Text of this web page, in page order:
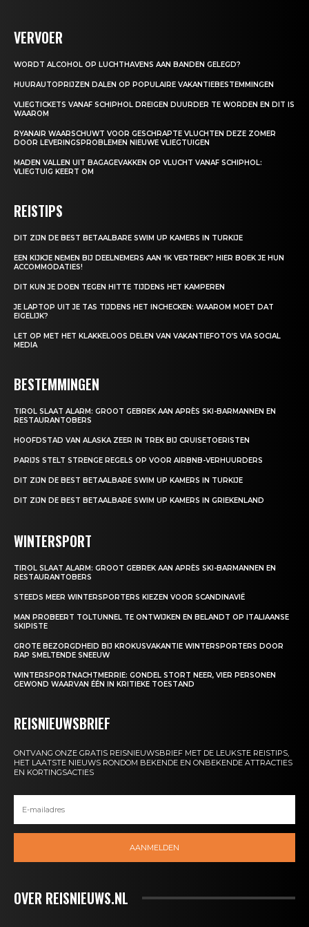
VERVOER
WORDT ALCOHOL OP LUCHTHAVENS AAN BANDEN GELEGD?
HUURAUTOPRIJZEN DALEN OP POPULAIRE VAKANTIEBESTEMMINGEN
VLIEGTICKETS VANAF SCHIPHOL DREIGEN DUURDER TE WORDEN EN DIT IS
WAAROM
RYANAIR WAARSCHUWT VOOR GESCHRAPTE VLUCHTEN DEZE ZOMER
DOOR LEVERINGSPROBLEMEN NIEUWE VLIEGTUIGEN
MADEN VALLEN UIT BAGAGEVAKKEN OP VLUCHT VANAF SCHIPHOL:
VLIEGTUIG KEERT OM
REISTIPS
DIT ZIJN DE BEST BETAALBARE SWIM UP KAMERS IN TURKIJE
EEN KIJKJE NEMEN BIJ DEELNEMERS AAN ‘IK VERTREK’? HIER BOEK JE HUN
ACCOMMODATIES!
DIT KUN JE DOEN TEGEN HITTE TIJDENS HET KAMPEREN
JE LAPTOP UIT JE TAS TIJDENS HET INCHECKEN: WAAROM MOET DAT
EIGELIJK?
LET OP MET HET KLAKKELOOS DELEN VAN VAKANTIEFOTO’S VIA SOCIAL
MEDIA
BESTEMMINGEN
TIROL SLAAT ALARM: GROOT GEBREK AAN APRÈS SKI-BARMANNEN EN
RESTAURANTOBERS
HOOFDSTAD VAN ALASKA ZEER IN TREK BIJ CRUISETOERISTEN
PARIJS STELT STRENGE REGELS OP VOOR AIRBNB-VERHUURDERS
DIT ZIJN DE BEST BETAALBARE SWIM UP KAMERS IN TURKIJE
DIT ZIJN DE BEST BETAALBARE SWIM UP KAMERS IN GRIEKENLAND
WINTERSPORT
TIROL SLAAT ALARM: GROOT GEBREK AAN APRÈS SKI-BARMANNEN EN
RESTAURANTOBERS
STEEDS MEER WINTERSPORTERS KIEZEN VOOR SCANDINAVIË
MAN PROBEERT TOLTUNNEL TE ONTWIJKEN EN BELANDT OP ITALIAANSE
SKIPISTE
GROTE BEZORGDHEID BIJ KROKUSVAKANTIE WINTERSPORTERS DOOR
RAP SMELTENDE SNEEUW
WINTERSPORTNACHTMERRIE: GONDEL STORT NEER, VIER PERSONEN
GEWOND WAARVAN ÉÉN IN KRITIEKE TOESTAND
REISNIEUWSBRIEF
ONTVANG ONZE GRATIS REISNIEUWSBRIEF MET DE LEUKSTE REISTIPS,
HET LAATSTE NIEUWS RONDOM BEKENDE EN ONBEKENDE ATTRACTIES
EN KORTINGSACTIES
AANMELDEN
OVER REISNIEUWS.NL